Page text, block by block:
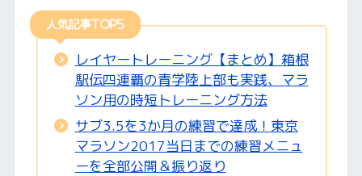
人気記事TOP5
レイヤートレーニング【まとめ】箱根
駅伝四連覇の青学陸上部も実践、マラ
ソン用の時短トレーニング方法
サブ3.5を3か月の練習で達成！東京
マラソン2017当日までの練習メニュ
ーを全部公開＆振り返り